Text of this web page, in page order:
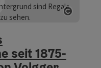
Das
seit 1875-